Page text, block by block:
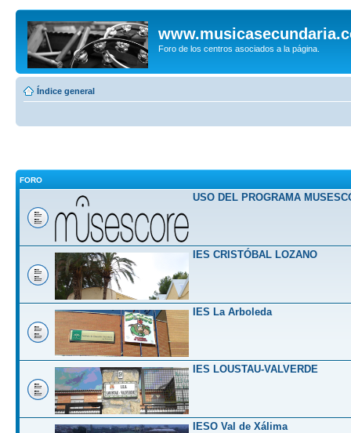
Foro de los centros asociados a la página.
Índice general
FORO
USO DEL PROGRAMA
IES CRISTÓBAL LOZANO
IES La Arboleda
IES LOUSTAU-VALVERDE
IESO Val de Xálima